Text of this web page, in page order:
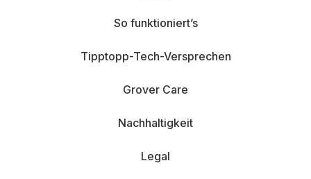
So funktioniert’s
Tipptopp-Tech-Versprechen
Grover Care
Nachhaltigkeit
Legal